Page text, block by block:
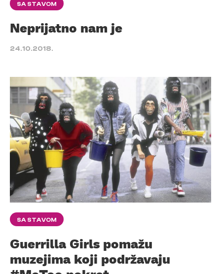
SA STAVOM
Neprijatno nam je
24.10.2018.
SA STAVOM
Guerrilla Girls pomažu
muzejima koji podržavaju